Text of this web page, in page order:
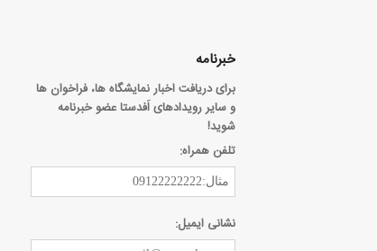
خبرنامه
برای دریافت اخبار نمایشگاه ها، فراخوان ها
و سایر رویدادهای اَفدستا عضو خبرنامه
شوید!
تلفن همراه:
نشانی ایمیل: